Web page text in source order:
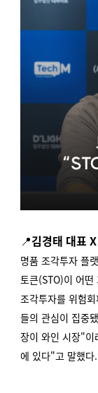
📍김경태 대표
명품 조각투자 플
토큰(STO)이 어떤
조각투자를 위험
들의 관심이 집중
장이 와인 시장"이
에 있다"고 말했다.